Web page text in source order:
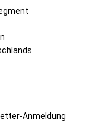
Anmeldung